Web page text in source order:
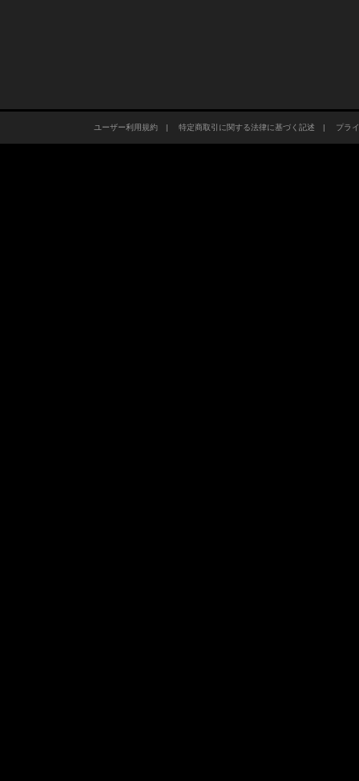
ユーザー利用規約| 特定商取引に関する法律に基づく記述 | プラ